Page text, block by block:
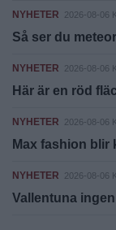
NYHETER 2026-08-06
Så ser du
NYHETER 2026-08-06
Här är en röd
NYHETER 2026-08-06
Max fashion blir
NYHETER 2026-08-06
Vallentuna